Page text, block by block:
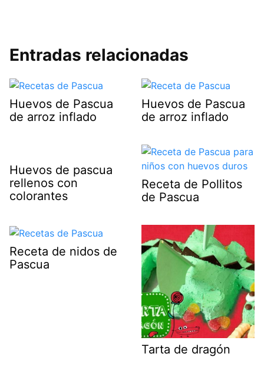
Entradas relacionadas
Huevos de Pascua
de arroz inflado
Huevos de Pascua
de arroz inflado
Huevos de pascua
rellenos con
colorantes
Receta de Pollitos
de Pascua
Receta de nidos de
Pascua
Tarta de dragón